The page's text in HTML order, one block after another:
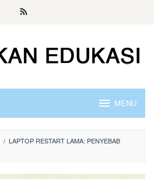
MENU
/ LAPTOP RESTART LAMA: PENYEBAB